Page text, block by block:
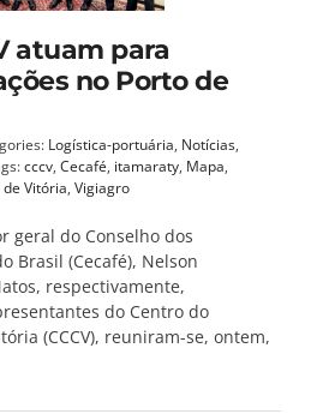
atuam para
no Porto de
Logística-portuária, Notícias,
cccv, Cecafé, itamaraty, Mapa,
de Vitória, Vigiagro
geral do Conselho dos
Brasil (Cecafé), Nelson
respectivamente,
do Centro do
(CCCV), reuniram-se, ontem,